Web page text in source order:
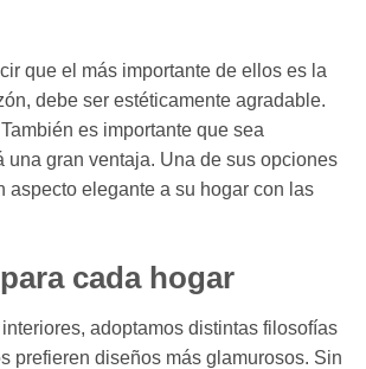
que el más importante de ellos es la
debe ser estéticamente agradable.
es importante que sea
gran ventaja. Una de sus opciones
aspecto elegante a su hogar con las
cada hogar
adoptamos distintas filosofías
prefieren diseños más glamurosos. Sin